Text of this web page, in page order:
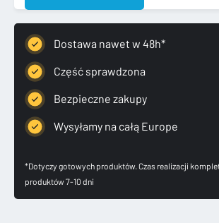
4
CZYTNIK
NAWIGACJI
MMI
5FA035862M
Dostawa nawet w 48h*
Część sprawdzona
Bezpieczne zakupy
Wysyłamy na całą Europe
*Dotyczy gotowych produktów. Czas realizacji
produktów 7-10 dni